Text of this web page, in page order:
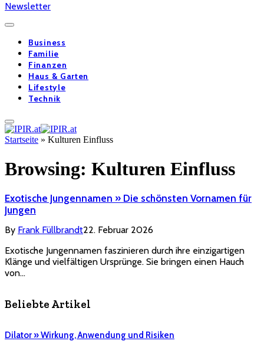
Newsletter
Business
Familie
Finanzen
Haus & Garten
Lifestyle
Technik
Startseite » Kulturen Einfluss
Browsing: Kulturen Einfluss
Exotische Jungennamen » Die schönsten Vornamen für
Jungen
By Frank Füllbrandt22. Februar 2026
Exotische Jungennamen faszinieren durch ihre einzigartigen
Klänge und vielfältigen Ursprünge. Sie bringen einen Hauch
von…
Beliebte Artikel
Dilator » Wirkung, Anwendung und Risiken